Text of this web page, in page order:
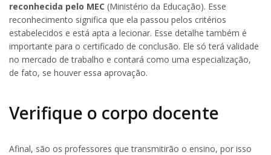
reconhecida pelo MEC (Ministério da Educação). Esse
reconhecimento significa que ela passou pelos critérios
estabelecidos e está apta a lecionar. Esse detalhe também é
importante para o certificado de conclusão. Ele só terá validade
no mercado de trabalho e contará como uma especialização,
de fato, se houver essa aprovação.
Verifique o corpo docente
Afinal, são os professores que transmitirão o ensino, por isso